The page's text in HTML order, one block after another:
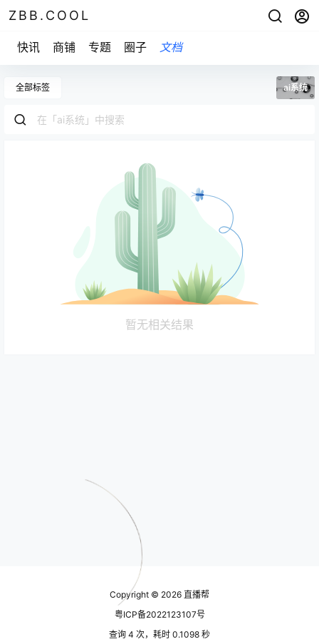
ZBB.COOL
快讯 商铺 专题 圈子 文档
全部标签 ai系统
暂无相关结果
Copyright © 2026 直播帮
粤ICP备2022123107号
查询 4 次，耗时 0.1098 秒